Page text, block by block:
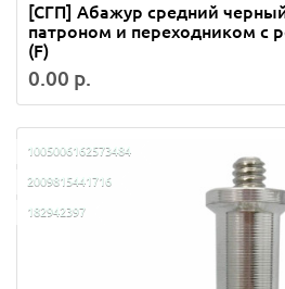
[СГП] Абажур средний
патроном и переходником с
(F)
0.00 р.
1005006162573484
2009815441716
182942397